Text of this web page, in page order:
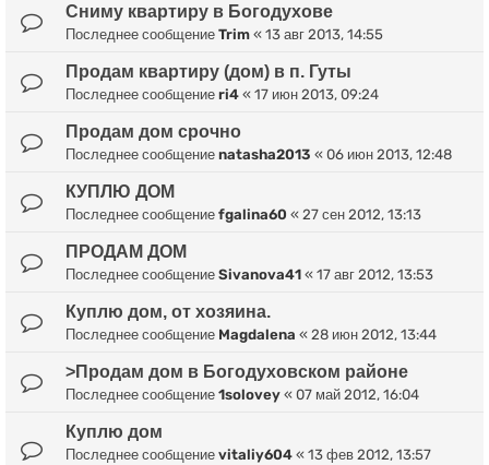
Сниму квартиру в Богодухове
Последнее сообщение Trim « 13 авг 2013, 14:55
Продам квартиру (дом) в п. Гуты
Последнее сообщение ri4 « 17 июн 2013, 09:24
Продам дом срочно
Последнее сообщение natasha2013 « 06 июн 2013, 12:48
КУПЛЮ ДОМ
Последнее сообщение fgalina60 « 27 сен 2012, 13:13
ПРОДАМ ДОМ
Последнее сообщение Sivanova41 « 17 авг 2012, 13:53
Куплю дом, от хозяина.
Последнее сообщение Magdalena « 28 июн 2012, 13:44
>Продам дом в Богодуховском районе
Последнее сообщение 1solovey « 07 май 2012, 16:04
Куплю дом
Последнее сообщение vitaliy604 « 13 фев 2012, 13:57